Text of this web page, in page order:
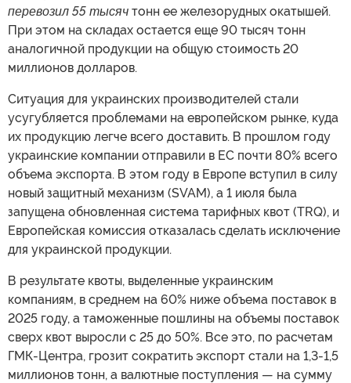
перевозил 55 тысяч тонн ее железорудных окатышей.
При этом на складах остается еще 90 тысяч тонн
аналогичной продукции на общую стоимость 20
миллионов долларов.
Ситуация для украинских производителей стали
усугубляется проблемами на европейском рынке, куда
их продукцию легче всего доставить. В прошлом году
украинские компании отправили в ЕС почти 80% всего
объема экспорта. В этом году в Европе вступил в силу
новый защитный механизм (SVAM), а 1 июля была
запущена обновленная система тарифных квот (TRQ), и
Европейская комиссия отказалась сделать исключение
для украинской продукции.
В результате квоты, выделенные украинским
компаниям, в среднем на 60% ниже объема поставок в
2025 году, а таможенные пошлины на объемы поставок
сверх квот выросли с 25 до 50%. Все это, по расчетам
ГМК-Центра, грозит сократить экспорт стали на 1,3-1,5
миллионов тонн, а валютные поступления — на сумму